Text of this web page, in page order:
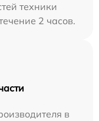
техники
2 часов.
в